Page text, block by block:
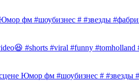
фм #шоубизнес # #звезды
#shorts #viral #funny #tomholland
Юмор фм #шоубизнес # #звезды